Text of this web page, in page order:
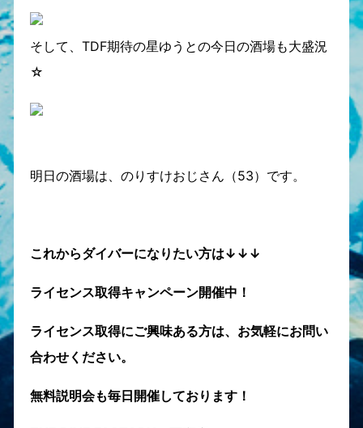
そして、TDF期待の星ゆうとの今日の酒場も大盛況
☆
明日の酒場は、のりすけおじさん（53）です。
これからダイバーになりたい方は↓↓↓
ライセンス取得キャンペーン開催中！
ライセンス取得にご興味ある方は、お気軽にお問い
合わせください。
無料説明会も毎日開催しております！